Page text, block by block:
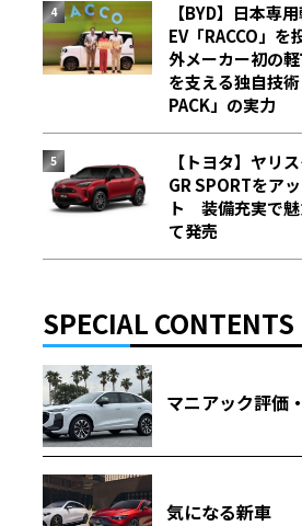
【BYD】日本専
EV「RACCO」
外メーカー初の
を支える独自技
PACK」の実力
【トヨタ】ヤリ
GR SPORTをア
ト 装備充実で魅
て発売
SPECIAL CONTENTS
マニアック評価
気になる新車